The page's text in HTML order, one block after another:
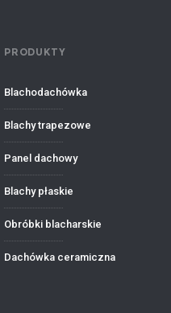
PRODUKTY
Blachodachówka
Blachy trapezowe
Panel dachowy
Blachy płaskie
Obróbki blacharskie
Dachówka ceramiczna